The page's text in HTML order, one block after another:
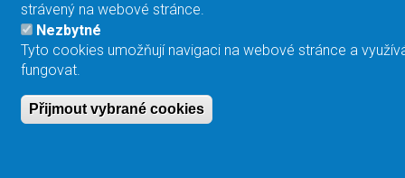
strávený na webové stránce.
Nezbytné
Tyto cookies umožňují navigaci na webové stránce a
fungovat.
Přijmout vybrané cookies